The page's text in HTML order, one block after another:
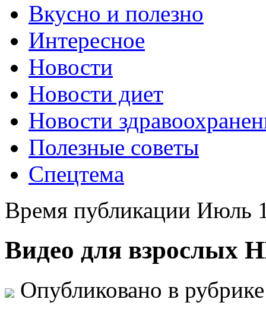
Вкусно и полезно
Интересное
Новости
Новости диет
Новости
Полезные советы
Спецтема
Время публикации Июль
Видео для взрослых
Опубликовано в